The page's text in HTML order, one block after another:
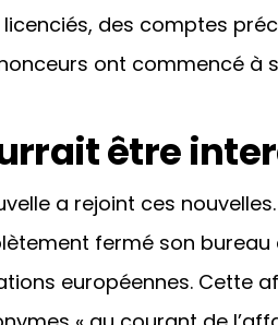
licenciés, des comptes
ont commencé à
être
a rejoint ces
fermé son bureau
européennes. Cette